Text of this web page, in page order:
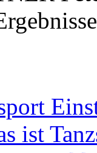
ist